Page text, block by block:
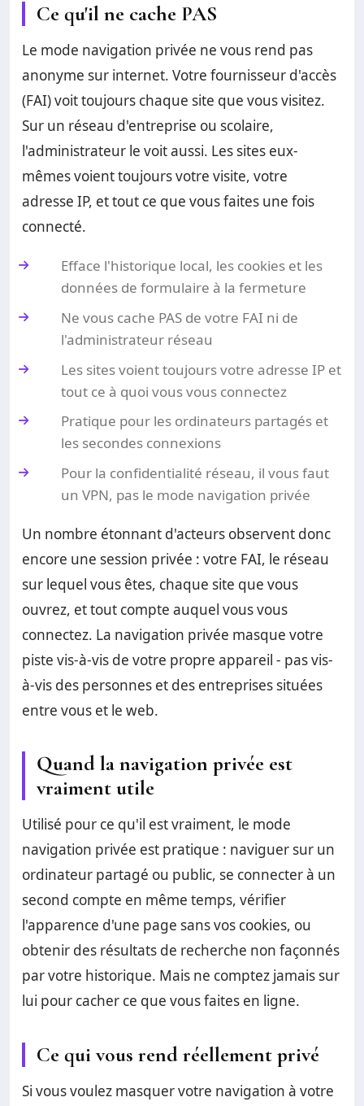
Ce qu'il ne cache PAS
Le mode navigation privée ne vous rend pas
anonyme sur internet. Votre fournisseur d'accès
(FAI) voit toujours chaque site que vous visitez.
Sur un réseau d'entreprise ou scolaire,
l'administrateur le voit aussi. Les sites eux-
mêmes voient toujours votre visite, votre
adresse IP, et tout ce que vous faites une fois
connecté.
Efface l'historique local, les cookies et les
données de formulaire à la fermeture
Ne vous cache PAS de votre FAI ni de
l'administrateur réseau
Les sites voient toujours votre adresse IP et
tout ce à quoi vous vous connectez
Pratique pour les ordinateurs partagés et
les secondes connexions
Pour la confidentialité réseau, il vous faut
un VPN, pas le mode navigation privée
Un nombre étonnant d'acteurs observent donc
encore une session privée : votre FAI, le réseau
sur lequel vous êtes, chaque site que vous
ouvrez, et tout compte auquel vous vous
connectez. La navigation privée masque votre
piste vis-à-vis de votre propre appareil - pas vis-
à-vis des personnes et des entreprises situées
entre vous et le web.
Quand la navigation privée est
vraiment utile
Utilisé pour ce qu'il est vraiment, le mode
navigation privée est pratique : naviguer sur un
ordinateur partagé ou public, se connecter à un
second compte en même temps, vérifier
l'apparence d'une page sans vos cookies, ou
obtenir des résultats de recherche non façonnés
par votre historique. Mais ne comptez jamais sur
lui pour cacher ce que vous faites en ligne.
Ce qui vous rend réellement privé
Si vous voulez masquer votre navigation à votre